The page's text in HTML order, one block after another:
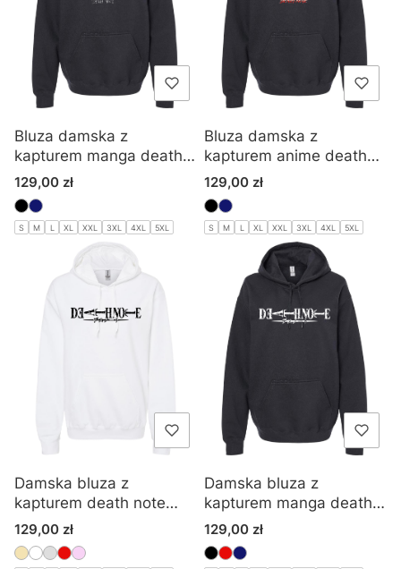
Bluza damska z
kapturem manga death
note
Cena
129,00 zł
S M L XL XXL 3XL 4XL 5XL
Bluza damska z
kapturem anime death
note
Cena
129,00 zł
S M L XL XXL 3XL 4XL 5XL
Damska bluza z
kapturem death note
anime manga
Cena
129,00 zł
Damska bluza z
kapturem manga death
note
Cena
129,00 zł